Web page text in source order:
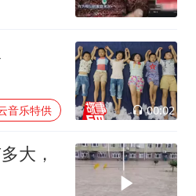
音乐特供 00:02
大，